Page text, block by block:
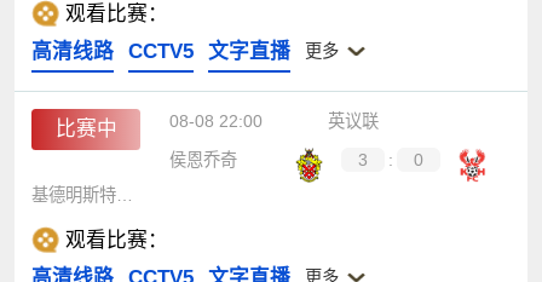
观看比赛：
高清线路
CCTV5 文字直播 更多
比赛中 08-08 22:00
英议联
侯恩乔奇
3 :
0
观看比赛：
更多